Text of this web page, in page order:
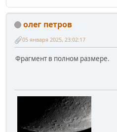
олег петров
05 января 2025, 23:02:17
Фрагмент в полном размере.